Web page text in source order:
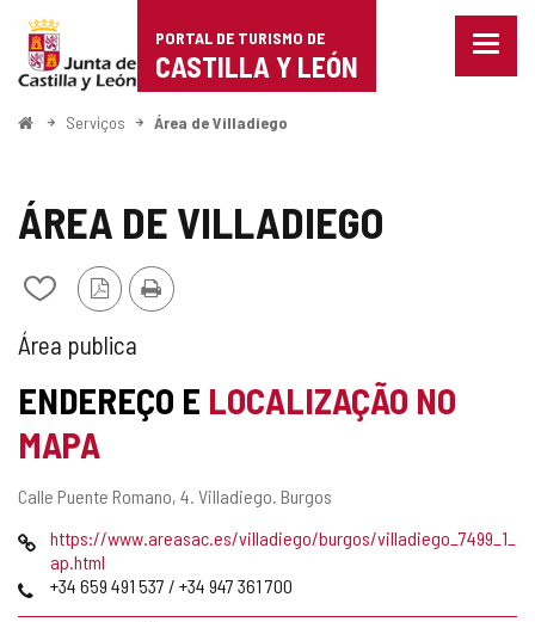
Portal
de
Turismo
Castilla
León
PORTAL DE TURISMO DE
CASTILLA Y LEÓN
Menu
ComeçoServiços Área de Villadiego
ÁREA DE VILLADIEGO
Adicionar
remover
de
cadernos
Versão
PDF
Imprimir
TIPO
DE
ÁREA
DE
SERVIÇO
Área publica
ENDEREÇO E LOCALIZAÇÃO NO
MAPA
Endereço
Calle Puente Romano, 4. Villadiego. Burgos
Paginahttps://www.areasac.es/villadiego/burgos/villadiego_7499_1_
ap.html
Telefones
+34 659 491 537 / +34 947 361 700